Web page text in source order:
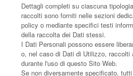
Dettagli completi su ciascuna
raccolti sono forniti nelle sezioni
policy o mediante specifici testi
della raccolta dei Dati stessi.
I Dati Personali possono essere
o, nel caso di Dati di Utilizzo, raccolti
durante l'uso di questo Sito Web.
Se non diversamente specificato,